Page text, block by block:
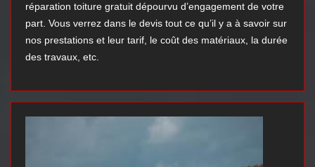
réparation toiture gratuit dépourvu d’engagement de votre
part. Vous verrez dans le devis tout ce qu’il y a à savoir sur
nos prestations et leur tarif, le coût des matériaux, la durée
des travaux, etc.